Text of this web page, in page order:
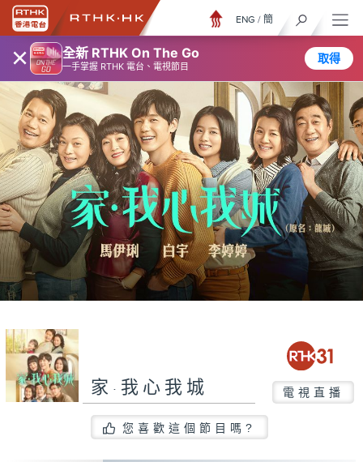
× 全新 RTHK On The Go
一手掌握 RTHK 電台、電視節目
取得
ENG / 簡
家·我心我城 電視直播
您喜歡這個節目嗎?